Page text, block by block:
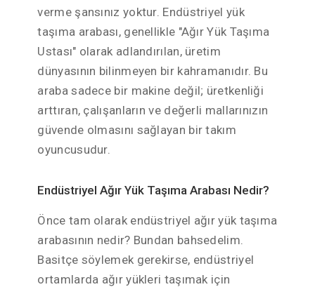
verme şansınız yoktur. Endüstriyel yük
taşıma arabası, genellikle "Ağır Yük Taşıma
Ustası" olarak adlandırılan, üretim
dünyasının bilinmeyen bir kahramanıdır. Bu
araba sadece bir makine değil; üretkenliği
arttıran, çalışanların ve değerli mallarınızın
güvende olmasını sağlayan bir takım
oyuncusudur.
Endüstriyel Ağır Yük Taşıma Arabası Nedir?
Önce tam olarak endüstriyel ağır yük taşıma
arabasının nedir? Bundan bahsedelim.
Basitçe söylemek gerekirse, endüstriyel
ortamlarda ağır yükleri taşımak için